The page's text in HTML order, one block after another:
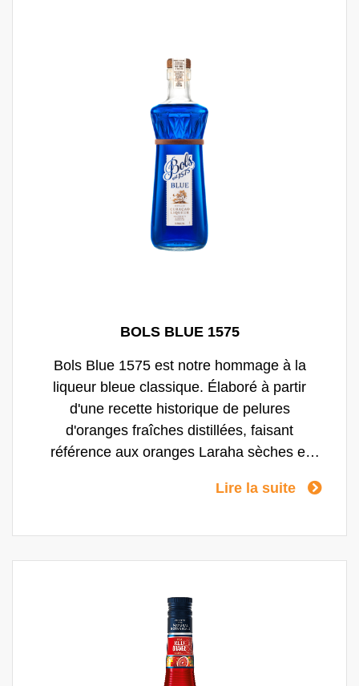
BOLS BLUE 1575
Bols Blue 1575 est notre hommage à la
liqueur bleue classique. Élaboré à partir
d'une recette historique de pelures
d'oranges fraîches distillées, faisant
référence aux oranges Laraha sèches et
aux notes botaniques. Cette infusion de
Amsterdam, est mélangée avec des plantes
aromatiques insulaires typiques, telles que
cardamome. Ensemble, elles apportent une
saveur unique à la liqueur. Elles ajoutent de
la chaleur et des notes épicées tropicales au
rhum, conférant à la boisson une audace
Lire la suite